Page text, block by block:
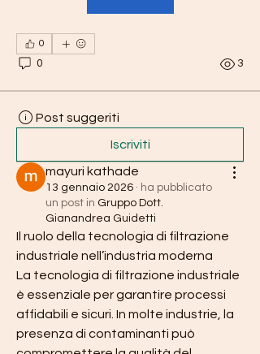
0
0 3
Post suggeriti
Iscriviti
mayuri kathade
13 gennaio 2026 · ha pubblicato
un post in Gruppo Dott.
Gianandrea Guidetti
Il ruolo della tecnologia di filtrazione
industriale nell’industria moderna
La tecnologia di filtrazione industriale
è essenziale per garantire processi
affidabili e sicuri. In molte industrie, la
presenza di contaminanti può